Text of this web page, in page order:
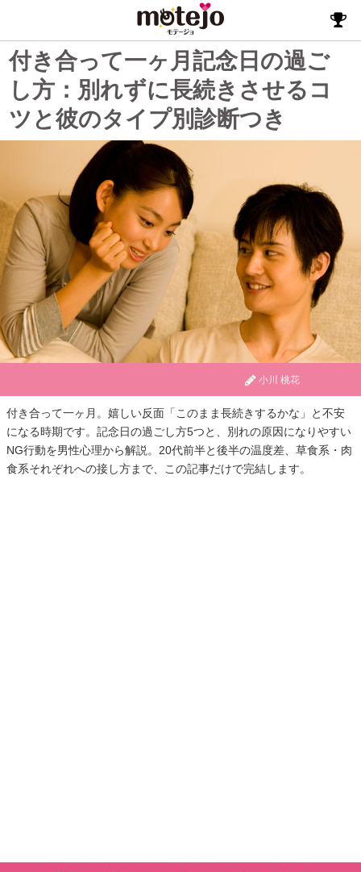
付き合って一ヶ月記念日の過ご
し方：別れずに長続きさせるコ
ツと彼のタイプ別診断つき
小川 桃花
付き合って一ヶ月。嬉しい反面「このまま長続きするかな」と不安
になる時期です。記念日の過ごし方5つと、別れの原因になりやすい
NG行動を男性心理から解説。20代前半と後半の温度差、草食系・肉
食系それぞれへの接し方まで、この記事だけで完結します。